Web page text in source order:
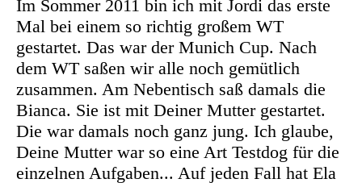
Im Sommer 2011 bin ich mit Jordi das erste
Mal bei einem so richtig großem WT
gestartet. Das war der Munich Cup. Nach
dem WT saßen wir alle noch gemütlich
zusammen. Am Nebentisch saß damals die
Bianca. Sie ist mit Deiner Mutter gestartet.
Die war damals noch ganz jung. Ich glaube,
Deine Mutter war so eine Art Testdog für die
einzelnen Aufgaben... Auf jeden Fall hat Ela